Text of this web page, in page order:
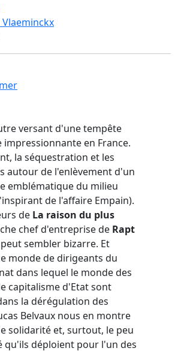
Vlaeminckx
versant d'une tempête
impressionnante en France.
la séquestration et les
autour de l'enlèvement d'un
emblématique du milieu
de l'affaire Empain).
de La raison du plus
chef d'entreprise de Rapt
sembler bizarre. Et
monde de dirigeants du
dans lequel le monde des
capitalisme d'Etat sont
la dérégulation des
Belvaux nous en montre
solidarité et, surtout, le peu
qu'ils déploient pour l'un des